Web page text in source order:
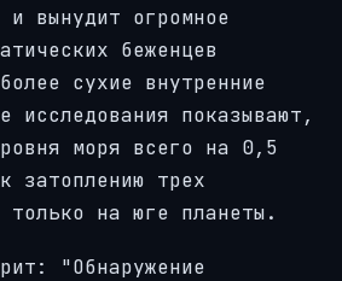
и вынудит огромное
беженцев
сухие внутренние
исследования показывают,
моря всего на 0,5
затоплению трех
только на юге планеты.
"Обнаружение